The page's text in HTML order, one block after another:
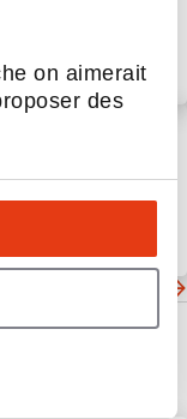
on aimerait
des
en
de Citeliv